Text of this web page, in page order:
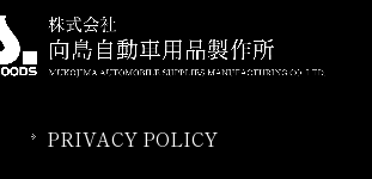
PRIVACY POLICY